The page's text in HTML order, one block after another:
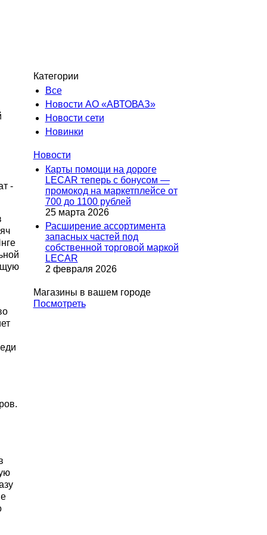
-
Категории
Все
Новости АО «АВТОВАЗ»
Новости сети
Новинки
Новости
Карты помощи на дороге
LECAR теперь с бонусом —
промокод на маркетплейсе от
700 до 1100 рублей
25 марта 2026
Расширение ассортимента
запасных частей под
собственной торговой маркой
LECAR
2 февраля 2026
Магазины в вашем городе
Посмотреть